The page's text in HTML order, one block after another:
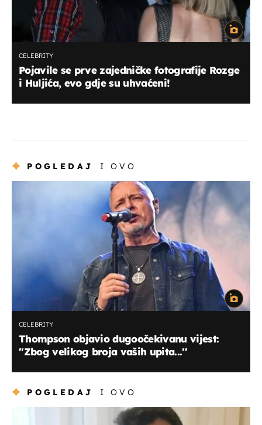
CELEBRITY
Pojavile se prve zajedničke fotografije Rozge
i Huljića, evo gdje su uhvaćeni!
POGLEDAJ I OVO
CELEBRITY
Thompson objavio dugoočekivanu vijest:
''Zbog velikog broja vaših upita...''
POGLEDAJ I OVO